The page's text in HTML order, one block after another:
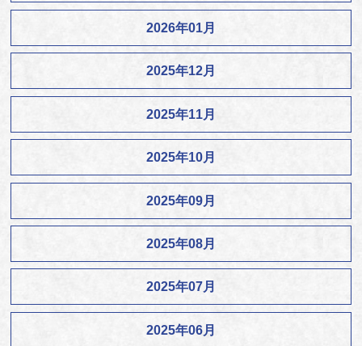
2026年01月
2025年12月
2025年11月
2025年10月
2025年09月
2025年08月
2025年07月
2025年06月